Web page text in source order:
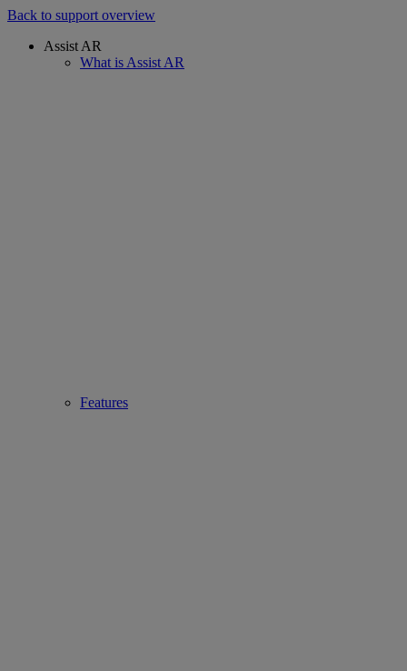
Back to support overview
Assist AR
What is Assist AR
Features